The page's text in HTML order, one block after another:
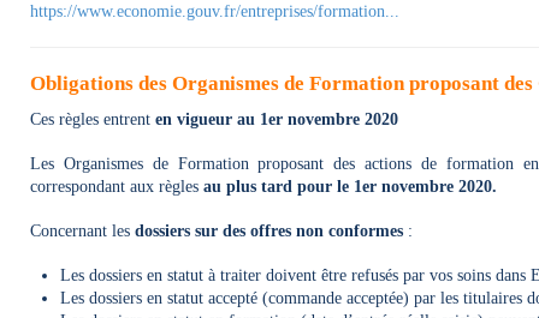
https://www.economie.gouv.fr/entreprises/formation...
Obligations des Organismes de Formation proposant
Ces règles entrent en vigueur au 1er novembre 2020
Les Organismes de Formation proposant des actions de formation
correspondant aux règles au plus tard pour le 1er novembre 2020.
Concernant les dossiers sur des offres non conformes :
Les dossiers en statut à traiter doivent être refusés par vos soins dans
Les dossiers en statut accepté (commande acceptée) par les